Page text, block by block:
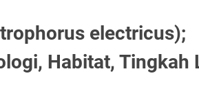
electricus);
Habitat, Tingkah